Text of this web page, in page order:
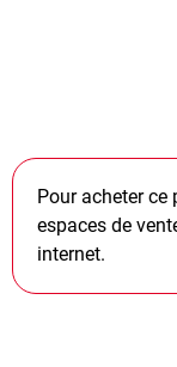
Pour acheter ce
espaces de
internet.